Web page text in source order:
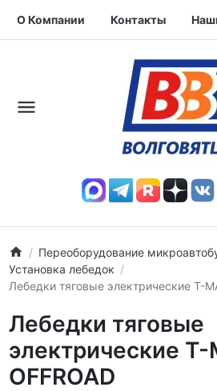
О Компании Контакты
Переоборудование
Установка лебедок
Лебедки тяговые электрические T-
Лебедки тяговые
электрические T-
OFFROAD